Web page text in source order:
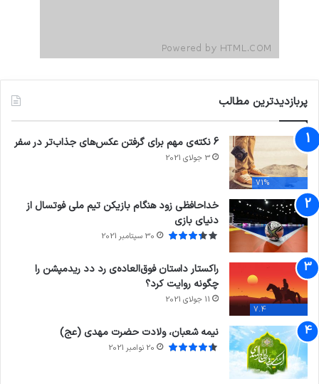
پربازدیدترین مطالب
71%
6 نکته‌ی مهم برای گرفتن عکس‌های جذاب‌تر در سفر
3 جولای 2021
خداحافظی زود هنگام بازیکن تیم ملی فوتسال از
دنیای بازی
30 سپتامبر 2021
7.4
راکستار داستان فوق‌العاده‌ی رد دد ریدمپشن را
چگونه روایت کرد؟
11 جولای 2021
نیمه شعبان، ولادت حضرت مهدی (عج)
20 نوامبر 2021